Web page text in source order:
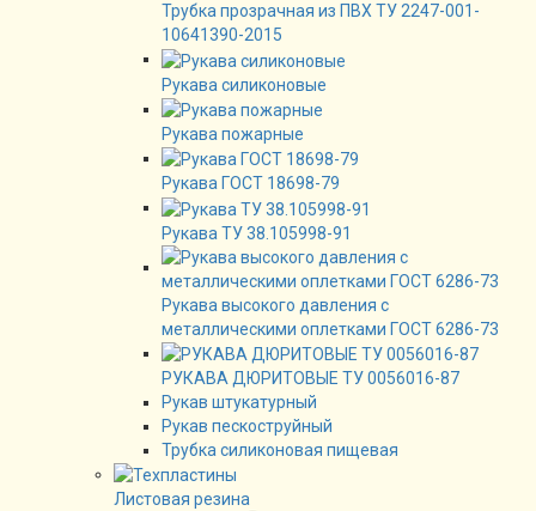
Трубка прозрачная из ПВХ ТУ 2247-001-
10641390-2015
Рукава силиконовые
Рукава пожарные
Рукава ГОСТ 18698-79
Рукава ТУ 38.105998-91
Рукава высокого давления с
металлическими оплетками ГОСТ 6286-73
РУКАВА ДЮРИТОВЫЕ ТУ 0056016-87
Рукав штукатурный
Рукав пескоструйный
Трубка силиконовая пищевая
Листовая резина